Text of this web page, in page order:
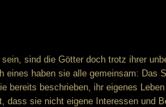
sind die Götter doch trotz ihrer
haben sie alle gemeinsam: Das
bereits beschrieben, ihr eigenes
sie nicht eigene Interessen und